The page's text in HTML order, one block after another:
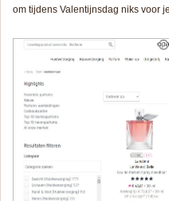
om tijdens Valentijnsdag niks voor